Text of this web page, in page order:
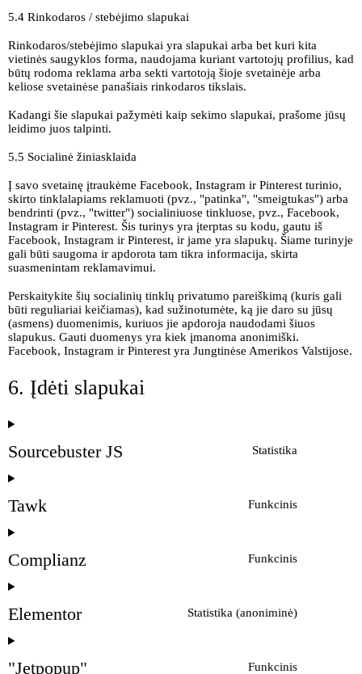
5.4 Rinkodaros / stebėjimo slapukai
Rinkodaros/stebėjimo slapukai yra slapukai arba bet kuri kita
vietinės saugyklos forma, naudojama kuriant vartotojų profilius, kad
būtų rodoma reklama arba sekti vartotoją šioje svetainėje arba
keliose svetainėse panašiais rinkodaros tikslais.
Kadangi šie slapukai pažymėti kaip sekimo slapukai, prašome jūsų
leidimo juos talpinti.
5.5 Socialinė žiniasklaida
Į savo svetainę įtraukėme Facebook, Instagram ir Pinterest turinio,
skirto tinklalapiams reklamuoti (pvz., "patinka", "smeigtukas") arba
bendrinti (pvz., "twitter") socialiniuose tinkluose, pvz., Facebook,
Instagram ir Pinterest. Šis turinys yra įterptas su kodu, gautu iš
Facebook, Instagram ir Pinterest, ir jame yra slapukų. Šiame turinyje
gali būti saugoma ir apdorota tam tikra informacija, skirta
suasmenintam reklamavimui.
Perskaitykite šių socialinių tinklų privatumo pareiškimą (kuris gali
būti reguliariai keičiamas), kad sužinotumėte, ką jie daro su jūsų
(asmens) duomenimis, kuriuos jie apdoroja naudodami šiuos
slapukus. Gauti duomenys yra kiek įmanoma anonimiški.
Facebook, Instagram ir Pinterest yra Jungtinėse Amerikos Valstijose.
6. Įdėti slapukai
Sourcebuster JS Statistika
Tawk Funkcinis
Complianz Funkcinis
Elementor Statistika (anoniminė)
"Jetpopup" Funkcinis